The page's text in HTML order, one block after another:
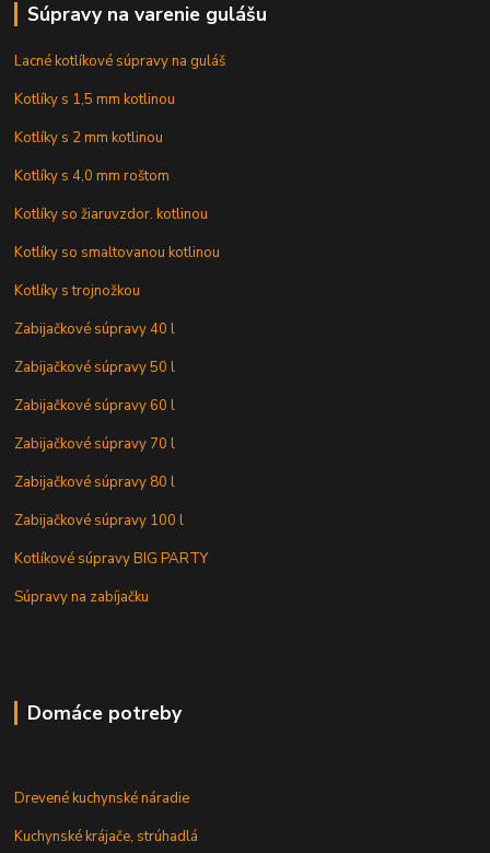
Súpravy na varenie gulášu
Lacné kotlíkové súpravy na guláš
Kotlíky s 1,5 mm kotlinou
Kotlíky s 2 mm kotlinou
Kotlíky s 4,0 mm roštom
Kotlíky so žiaruvzdor. kotlinou
Kotlíky so smaltovanou kotlinou
Kotlíky s trojnožkou
Zabijačkové súpravy 40 l
Zabijačkové súpravy 50 l
Zabijačkové súpravy 60 l
Zabijačkové súpravy 70 l
Zabijačkové súpravy 80 l
Zabijačkové súpravy 100 l
Kotlíkové súpravy BIG PARTY
Súpravy na zabíjačku
Domáce potreby
Drevené kuchynské náradie
Kuchynské krájače, strúhadlá